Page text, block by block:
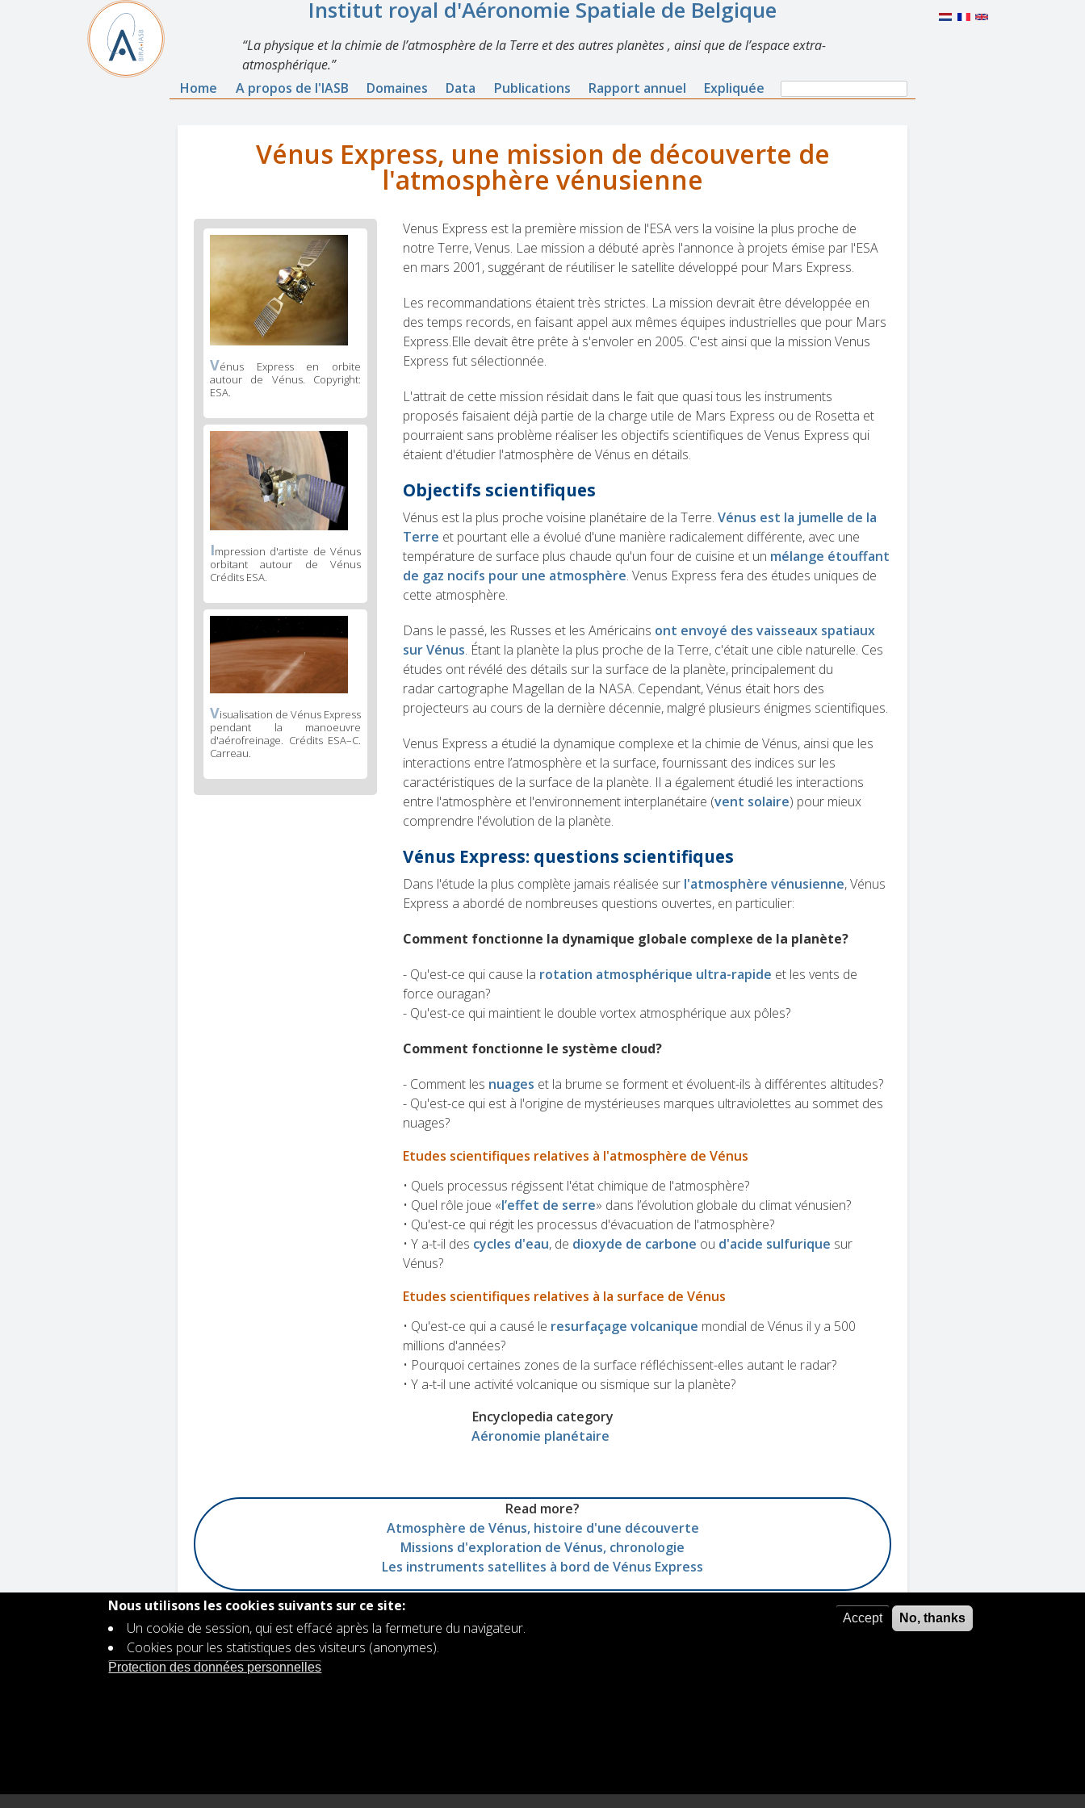
Institut royal d'Aéronomie Spatiale de Belgique
La physique et la chimie de l’atmosphère de la Terre et des autres planètes , ainsi que de l’espace extra-
atmosphérique.
Home
A propos de l'IASB Domaines Data Publications Rapport annuel Expliquée
Search
Search
Vénus Express, une mission de découverte de
l'atmosphère vénusienne
Venus Express est la première mission de l'ESA vers la voisine la plus proche de
notre Terre, Venus. Lae mission a débuté après l'annonce à projets émise par l'ESA
en mars 2001, suggérant de réutiliser le satellite développé pour Mars Express.
Les recommandations étaient très strictes. La mission devrait être développée en
des temps records, en faisant appel aux mêmes équipes industrielles que pour Mars
Express.Elle devait être prête à s'envoler en 2005. C'est ainsi que la mission Venus
Express fut sélectionnée.
L'attrait de cette mission résidait dans le fait que quasi tous les instruments
proposés faisaient déjà partie de la charge utile de Mars Express ou de Rosetta et
pourraient sans problème réaliser les objectifs scientifiques de Venus Express qui
étaient d'étudier l'atmosphère de Vénus en détails.
Objectifs scientifiques
Vénus est la plus proche voisine planétaire de la Terre. Vénus est la jumelle de la
Terre et pourtant elle a évolué d'une manière radicalement différente, avec une
température de surface plus chaude qu'un four de cuisine et un mélange étouffant
de gaz nocifs pour une atmosphère. Venus Express fera des études uniques de
cette atmosphère.
Dans le passé, les Russes et les Américains ont envoyé des vaisseaux spatiaux
sur Vénus. Étant la planète la plus proche de la Terre, c'était une cible naturelle. Ces
études ont révélé des détails sur la surface de la planète, principalement du
radar cartographe Magellan de la NASA. Cependant, Vénus était hors des
projecteurs au cours de la dernière décennie, malgré plusieurs énigmes scientifiques.
Venus Express a étudié la dynamique complexe et la chimie de Vénus, ainsi que les
interactions entre l’atmosphère et la surface, fournissant des indices sur les
caractéristiques de la surface de la planète. Il a également étudié les interactions
entre l'atmosphère et l'environnement interplanétaire (vent solaire) pour mieux
comprendre l'évolution de la planète.
Vénus Express: questions scientifiques
Dans l'étude la plus complète jamais réalisée sur l'atmosphère vénusienne, Vénus
Express a abordé de nombreuses questions ouvertes, en particulier:
Comment fonctionne la dynamique globale complexe de la planète?
- Qu'est-ce qui cause la rotation atmosphérique ultra-rapide et les vents de
force ouragan?
- Qu'est-ce qui maintient le double vortex atmosphérique aux pôles?
Comment fonctionne le système cloud?
- Comment les nuages et la brume se forment et évoluent-ils à différentes altitudes?
- Qu'est-ce qui est à l'origine de mystérieuses marques ultraviolettes au sommet des
nuages?
Etudes scientifiques relatives à l'atmosphère de Vénus
• Quels processus régissent l'état chimique de l'atmosphère?
• Quel rôle joue «l’effet de serre» dans l’évolution globale du climat vénusien?
• Qu'est-ce qui régit les processus d'évacuation de l'atmosphère?
• Y a-t-il des cycles d'eau, de dioxyde de carbone ou d'acide sulfurique sur
Vénus?
Etudes scientifiques relatives à la surface de Vénus
• Qu'est-ce qui a causé le resurfaçage volcanique mondial de Vénus il y a 500
millions d'années?
• Pourquoi certaines zones de la surface réfléchissent-elles autant le radar?
• Y a-t-il une activité volcanique ou sismique sur la planète?
Vénus Express en orbite
autour de Vénus. Copyright:
ESA.
Impression d'artiste de Vénus
orbitant autour de Vénus
Crédits ESA.
Visualisation de Vénus Express
pendant la manoeuvre
d'aérofreinage. Crédits ESA–C.
Carreau.
Encyclopedia category
Aéronomie planétaire
Read more?
Atmosphère de Vénus, histoire d'une découverte
Missions d'exploration de Vénus, chronologie
Les instruments satellites à bord de Vénus Express
Contact
Institut royal d'Aéronomie Spatiale de Belgique
Nous utilisons les cookies suivants sur ce site:
Un cookie de session, qui est effacé après la fermeture du navigateur.
Cookies pour les statistiques des visiteurs (anonymes).
Protection des données personnelles
Accept No, thanks